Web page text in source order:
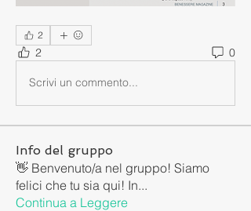
2
2 0
Scrivi un commento...
Info del gruppo
👋 Benvenuto/a nel gruppo! Siamo
felici che tu sia qui! In...
Continua a Leggere